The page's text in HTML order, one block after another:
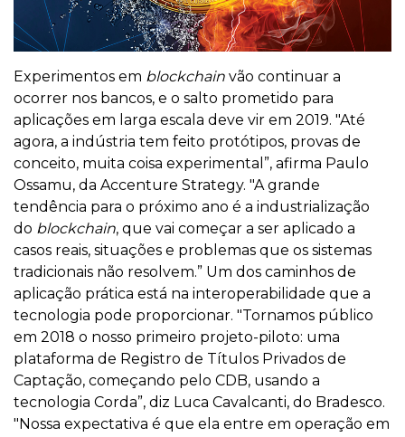
Experimentos em blockchain vão continuar a
ocorrer nos bancos, e o salto prometido para
aplicações em larga escala deve vir em 2019. "Até
agora, a indústria tem feito protótipos, provas de
conceito, muita coisa experimental”, afirma Paulo
Ossamu, da Accenture Strategy. "A grande
tendência para o próximo ano é a industrialização
do blockchain, que vai começar a ser aplicado a
casos reais, situações e problemas que os sistemas
tradicionais não resolvem.” Um dos caminhos de
aplicação prática está na interoperabilidade que a
tecnologia pode proporcionar. "Tornamos público
em 2018 o nosso primeiro projeto-piloto: uma
plataforma de Registro de Títulos Privados de
Captação, começando pelo CDB, usando a
tecnologia Corda”, diz Luca Cavalcanti, do Bradesco.
"Nossa expectativa é que ela entre em operação em